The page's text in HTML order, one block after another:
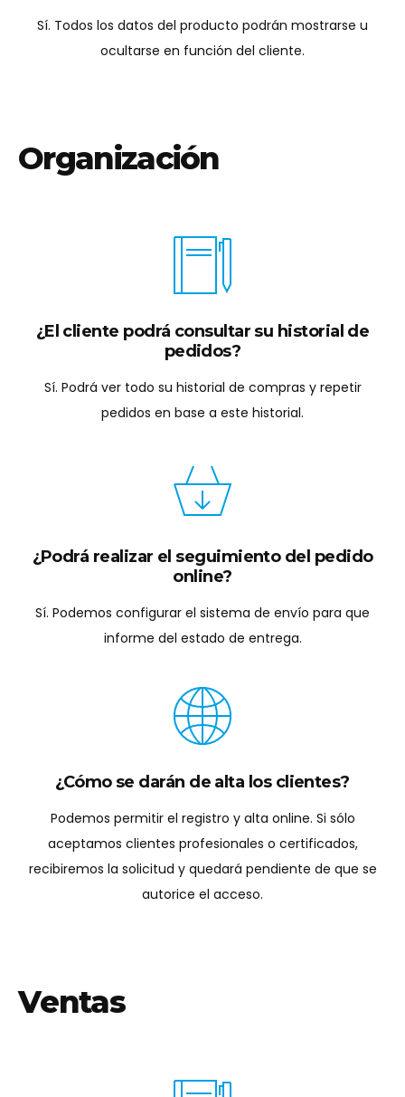
¿Los vendedores pueden utilizar el sistema
para pasar sus pedidos?
visitas comerciales ya que disponen de los precios y la
disponibilidad en tiempo real.
¿Encontrará los productos fácilmente?
código alternativo, marca, categoría e incluso
equivalencias con otros productos.
omnicanal?
ecommerce. Descubre como te podemos ayudar.
TE LLAMAMOS